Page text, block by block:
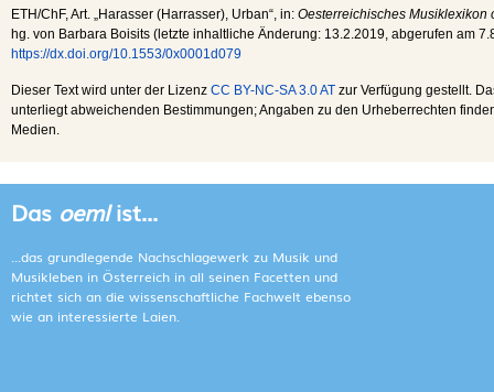
ETH/ChF, Art. „Harasser (Harrasser), Urban“, in: Oesterreichisches Musiklexikon
hg. von Barbara Boisits (letzte inhaltliche Änderung: 13.2.2019 , abgerufen am
https://dx.doi.org/10.1553/0x0001d079
Dieser Text wird unter der Lizenz CC BY-NC-SA 3.0 AT zur Verfügung gestellt.
unterliegt abweichenden Bestimmungen; Angaben zu den Urheberrechten
Medien.
Das oemlist...
...das grundlegende Nachschlagewerk zu Musik und
Musikleben in Österreich in all seinen Facetten und
richtet sich an die wissenschaftliche Fachwelt ebenso
wie an interessierte Laien.